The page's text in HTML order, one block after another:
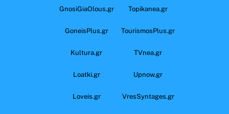
GnosiGiaOlous.gr Topikanea.gr
GoneisPlus.gr TourismosPlus.gr
Kultura.gr TVnea.gr
Loatki.gr Upnow.gr
Loveis.gr VresSyntages.gr